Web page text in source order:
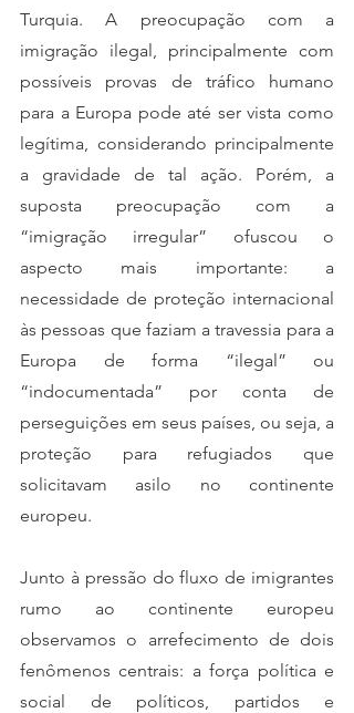
Turquia. A preocupação com a
imigração ilegal, principalmente com
possíveis provas de tráfico humano
para a Europa pode até ser vista como
legítima, considerando principalmente
a gravidade de tal ação. Porém, a
suposta preocupação com a
“imigração irregular” ofuscou o
aspecto mais importante: a
necessidade de proteção internacional
às pessoas que faziam a travessia para a
Europa de forma “ilegal” ou
“indocumentada” por conta de
perseguições em seus países, ou seja, a
proteção para refugiados que
solicitavam asilo no continente
europeu.
Junto à pressão do fluxo de imigrantes
rumo ao continente europeu
observamos o arrefecimento de dois
fenômenos centrais: a força política e
social de políticos, partidos e